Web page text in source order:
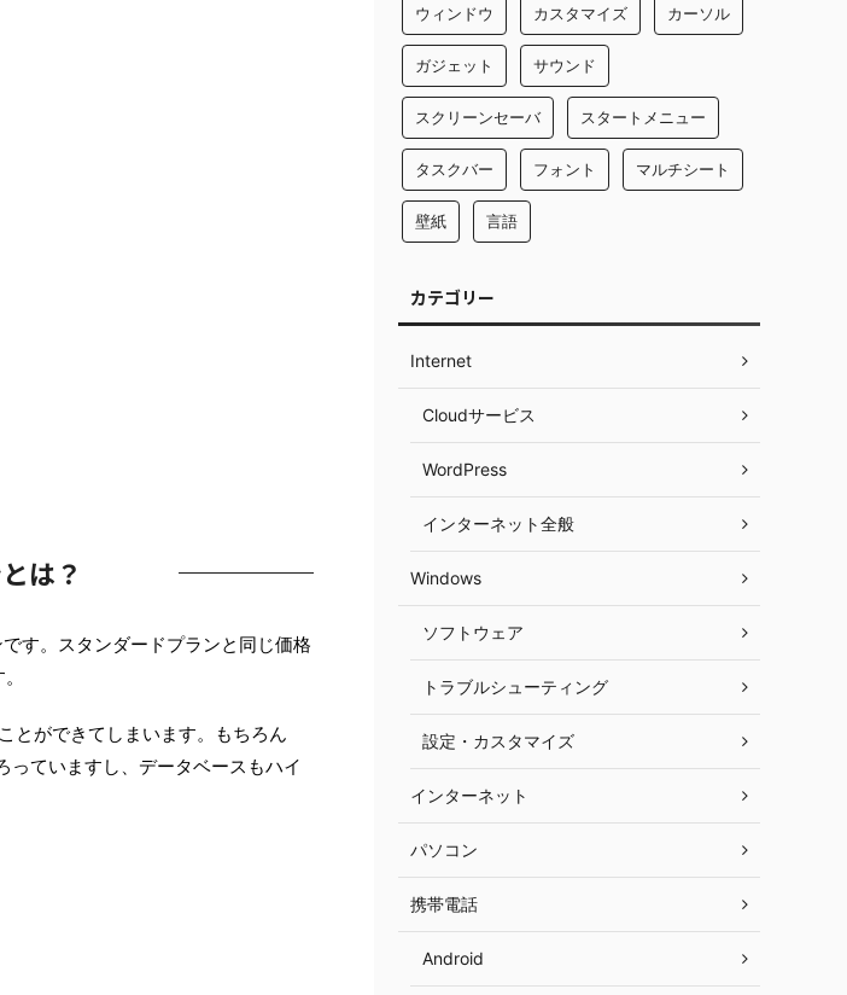
は？
す。スタンダードプランと同じ価格
とができてしまいます。もちろん
ていますし、データベースもハイ
ウィンドウ カスタマイズ カーソル
ガジェット サウンド
スクリーンセーバ スタートメニュー
タスクバー フォント マルチシート
壁紙 言語
カテゴリー
Internet
Cloudサービス
WordPress
インターネット全般
Windows
ソフトウェア
トラブルシューティング
設定・カスタマイズ
インターネット
パソコン
携帯電話
Android